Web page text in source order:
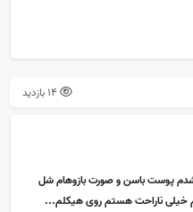
14 بازدید
هستم تازه وارد42 سالگی شدم پوست باسن و صورت بازوهام شل
خیلی ناراحت هستم روی هیکلم...